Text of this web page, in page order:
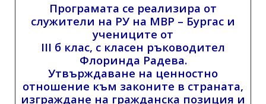
Програмата се реализира от
служители на РУ на МВР – Бургас и
учениците от
III б клас, с класен ръководител
Флоринда Радева.
Утвърждаване на ценностно
отношение към законите в страната,
изграждане на гражданска позиция и